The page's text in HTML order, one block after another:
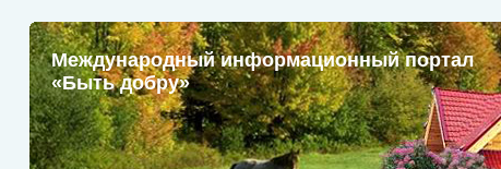
Международный информационный портал
«Быть добру»